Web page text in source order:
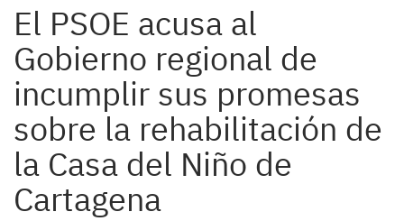
El PSOE acusa al
Gobierno regional de
incumplir sus promesas
sobre la rehabilitación de
la Casa del Niño de
Cartagena